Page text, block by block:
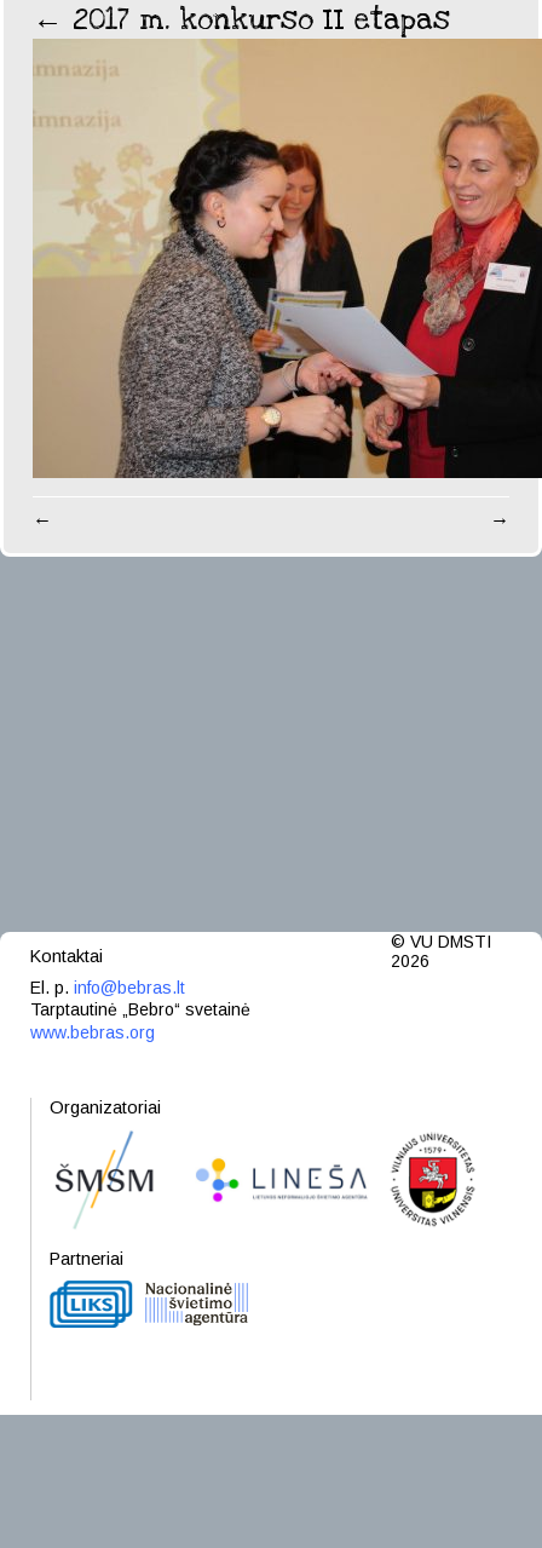
← 2017 m. konkurso II etapas
← →
© VU DMSTI
2026
Kontaktai
El. p. info@bebras.lt
Tarptautinė „Bebro“ svetainė
www.bebras.org
Organizatoriai
Partneriai